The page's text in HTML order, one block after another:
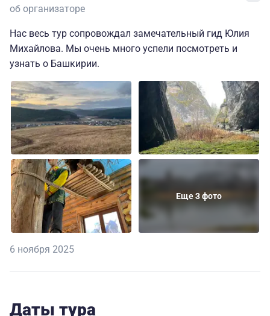
об организаторе
Нас весь тур сопровождал замечательный гид Юлия
Михайлова. Мы очень много успели посмотреть и
узнать о Башкирии.
Еще 3 фото
6 ноября 2025
Даты тура